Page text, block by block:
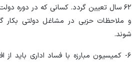
۶۲ سال تعیین گردد. کسانی که در دوره
و ملاحظات حزبی در مشاغل دولتی بکار
شوند.
۶- کمیسیون مبارزه با فساد اداری باید